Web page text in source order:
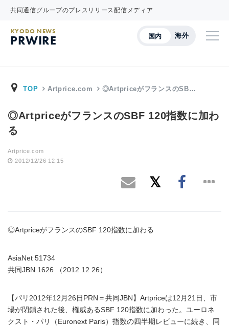
共同通信グループのプレスリリース配信メディア
国内 海外
KYODO NEWS
PRWIRE
TOP Artprice.com ◎ArtpriceがフランスのSB…
◎ArtpriceがフランスのSBF 120指数に加わ
る
Artprice.com
2012/12/26 12:15
◎ArtpriceがフランスのSBF 120指数に加わる
AsiaNet 51734
共同JBN 1626 （2012.12.26）
【パリ2012年12月26日PRN＝共同JBN】Artpriceは12月21日、市
場が閉鎖された後、権威あるSBF 120指数に加わった。ユーロネ
クスト・パリ（Euronext Paris）指数の四半期レビューに続き、同